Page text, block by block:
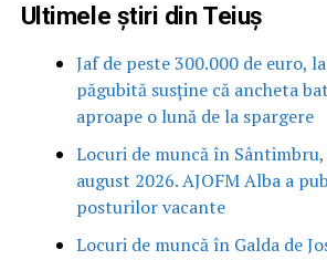
Ultimele știri din Teiuș
Jaf de peste 300.000 de euro,
păgubită susține că ancheta
aproape o lună de la spargere
Locuri de muncă în
august 2026. AJOFM Alba a
posturilor vacante
Locuri de muncă în Galda de